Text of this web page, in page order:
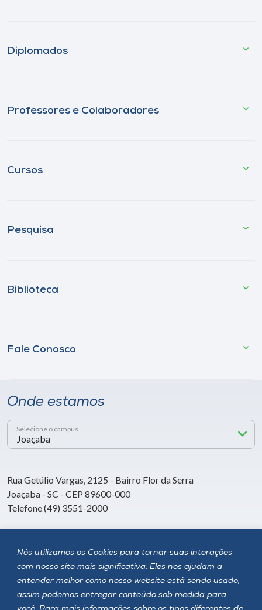
Nós utilizamos os Cookies para tornar suas interações
com nosso site mais significativa. Eles nos ajudam a
entender melhor como nosso website está sendo usado,
assim podemos entregar conteúdo sob medida para
Diplomados
Professores e Colaboradores
Cursos
Pesquisa
Biblioteca
Fale Conosco
Onde estamos
Selecione o campus
Rua Getúlio Vargas, 2125 - Bairro Flor da Serra
Joaçaba - SC - CEP 89600-000
Telefone (49) 3551-2000
Siga a Unoesc